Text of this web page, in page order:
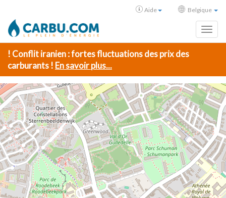
Aide Belgique
! Conflit iranien : fortes fluctuations des prix des
carburants ! En savoir plus...